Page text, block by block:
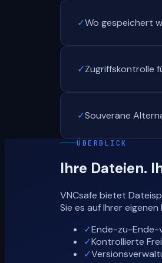
✓Wo gespeichert
✓Zugriffskontrolle
✓Souveräne
ÜBERBLICK
Ihre Dateien.
VNCsafe bietet
Sie es auf Ihrer
✓Ende-zu-Ende-
✓Kontrollierte
✓